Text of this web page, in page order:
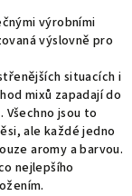
výrobními
výslovně pro
situacích i
mixů zapadají do
jsou to
ale každé jedno
aromy a barvou.
nejlepšího